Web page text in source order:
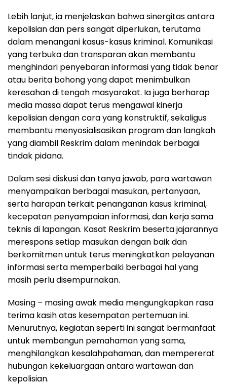
Lebih lanjut, ia menjelaskan bahwa sinergitas antara
kepolisian dan pers sangat diperlukan, terutama
dalam menangani kasus-kasus kriminal. Komunikasi
yang terbuka dan transparan akan membantu
menghindari penyebaran informasi yang tidak benar
atau berita bohong yang dapat menimbulkan
keresahan di tengah masyarakat. Ia juga berharap
media massa dapat terus mengawal kinerja
kepolisian dengan cara yang konstruktif, sekaligus
membantu menyosialisasikan program dan langkah
yang diambil Reskrim dalam menindak berbagai
tindak pidana.
Dalam sesi diskusi dan tanya jawab, para wartawan
menyampaikan berbagai masukan, pertanyaan,
serta harapan terkait penanganan kasus kriminal,
kecepatan penyampaian informasi, dan kerja sama
teknis di lapangan. Kasat Reskrim beserta jajarannya
merespons setiap masukan dengan baik dan
berkomitmen untuk terus meningkatkan pelayanan
informasi serta memperbaiki berbagai hal yang
masih perlu disempurnakan.
Masing – masing awak media mengungkapkan rasa
terima kasih atas kesempatan pertemuan ini.
Menurutnya, kegiatan seperti ini sangat bermanfaat
untuk membangun pemahaman yang sama,
menghilangkan kesalahpahaman, dan mempererat
hubungan kekeluargaan antara wartawan dan
kepolisian.